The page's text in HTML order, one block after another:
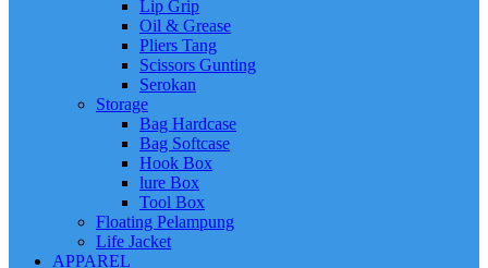
Lip Grip
Oil & Grease
Pliers Tang
Scissors Gunting
Serokan
Storage
Bag Hardcase
Bag Softcase
Hook Box
lure Box
Tool Box
Floating Pelampung
Life Jacket
APPAREL